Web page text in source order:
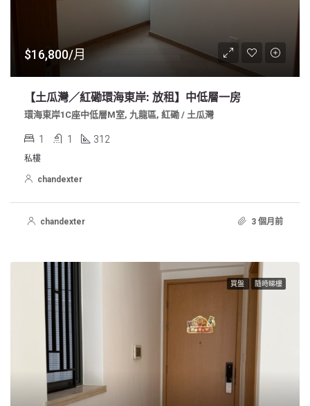
$16,800/月
【土瓜灣／紅磡環海東岸: 放租】中低層一房
環海東岸1C座中低層M室, 九龍區, 紅磡 / 土瓜灣
1 1 312
私樓
chandexter
chandexter 3 個月前
買盤 隨時睇樓